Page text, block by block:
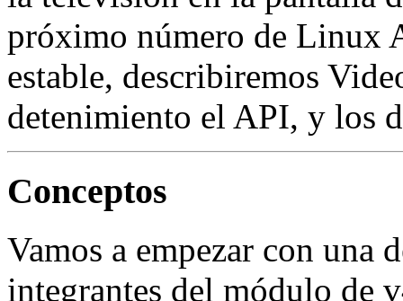
próximo número de Linux
estable, describiremos
detenimiento el API, y los
Conceptos
Vamos a empezar con una
integrantes del módulo de